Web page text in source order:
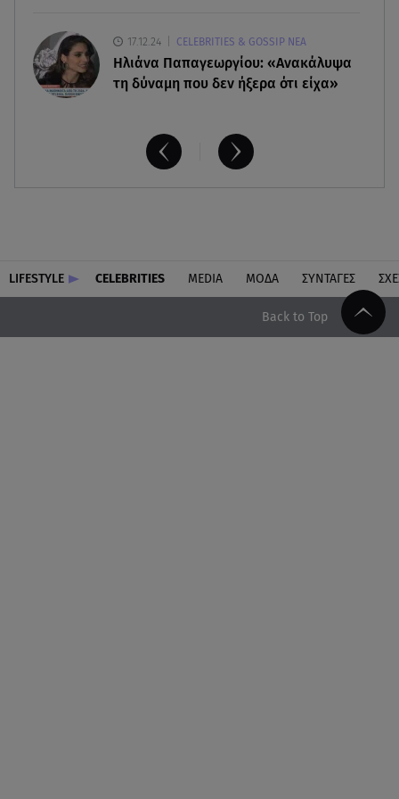
17.12.24 CELEBRITIES & GOSSIP ΝΕΑ
Ηλιάνα Παπαγεωργίου: «Ανακάλυψα
τη δύναμη που δεν ήξερα ότι είχα»
LIFESTYLE CELEBRITIES MEDIA ΜΟΔΑ ΣΥΝΤΑΓΕΣ
Back to Top